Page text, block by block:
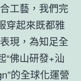
工藝，我們完
穿起來既都雅
現，為知足全
“佛山研發+汕
的全球化運營